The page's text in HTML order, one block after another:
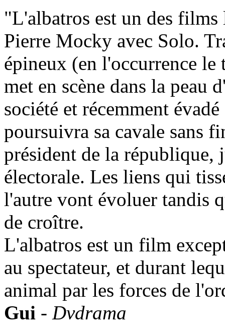
"L'albatros est un des films
Pierre Mocky avec Solo.
épineux (en l'occurrence le
met en scène dans la
société et récemment
poursuivra sa cavale sans
président de la république,
électorale. Les liens qui
l'autre vont évoluer tandis
de croître.
L'albatros est un film
au spectateur, et durant
animal par les forces de
Gui - Dvdrama